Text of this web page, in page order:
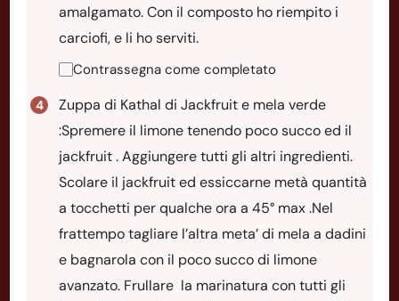
amalgamato. Con il composto ho riempito i
carciofi, e li ho serviti.
Contrassegna come completato
Zuppa di Kathal di Jackfruit e mela verde
:Spremere il limone tenendo poco succo ed il
jackfruit . Aggiungere tutti gli altri ingredienti.
Scolare il jackfruit ed essiccarne metà quantità
a tocchetti per qualche ora a 45° max .Nel
frattempo tagliare l’altra meta’ di mela a dadini
e bagnarola con il poco succo di limone
avanzato. Frullare la marinatura con tutti gli